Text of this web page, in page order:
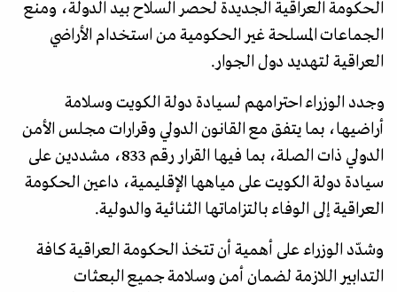
الحكومة العراقية الجديدة لحصر السلاح بيد الدولة، ومنع
الجماعات المسلحة غير الحكومية من استخدام الأراضي
العراقية لتهديد دول الجوار.
وجدد الوزراء احترامهم لسيادة دولة الكويت وسلامة
أراضيها، بما يتفق مع القانون الدولي وقرارات مجلس الأمن
الدولي ذات الصلة، بما فيها القرار رقم 833، مشددين على
سيادة دولة الكويت على مياهها الإقليمية، داعين الحكومة
العراقية إلى الوفاء بالتزاماتها الثنائية والدولية.
وشدّد الوزراء على أهمية أن تتخذ الحكومة العراقية كافة
التدابير اللازمة لضمان أمن وسلامة جميع البعثات